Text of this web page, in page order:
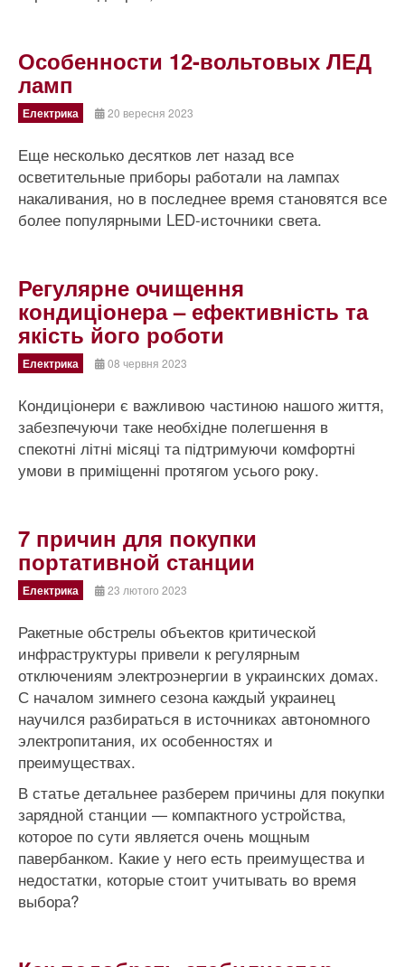
Особенности 12-вольтовых ЛЕД
ламп
Електрика 20 вересня 2023
Еще несколько десятков лет назад все
осветительные приборы работали на лампах
накаливания, но в последнее время становятся все
более популярными LED-источники света.
Регулярне очищення
кондиціонера – ефективність та
якість його роботи
Електрика 08 червня 2023
Кондиціонери є важливою частиною нашого життя,
забезпечуючи таке необхідне полегшення в
спекотні літні місяці та підтримуючи комфортні
умови в приміщенні протягом усього року.
7 причин для покупки
портативной станции
Електрика 23 лютого 2023
Ракетные обстрелы объектов критической
инфраструктуры привели к регулярным
отключениям электроэнергии в украинских домах.
С началом зимнего сезона каждый украинец
научился разбираться в источниках автономного
электропитания, их особенностях и
преимуществах.
В статье детальнее разберем причины для покупки
зарядной станции — компактного устройства,
которое по сути является очень мощным
павербанком. Какие у него есть преимущества и
недостатки, которые стоит учитывать во время
выбора?